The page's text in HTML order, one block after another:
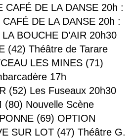
CAFÉ DE LA DANSE 20h :
DE LA DANSE 20h :
BOUCHE D’AIR 20h30
(42) Théâtre de Tarare
LES MINES (71)
17h
(52) Les Fuseaux 20h30
(80) Nouvelle Scène
(69) OPTION
SUR LOT (47) Théâtre G.